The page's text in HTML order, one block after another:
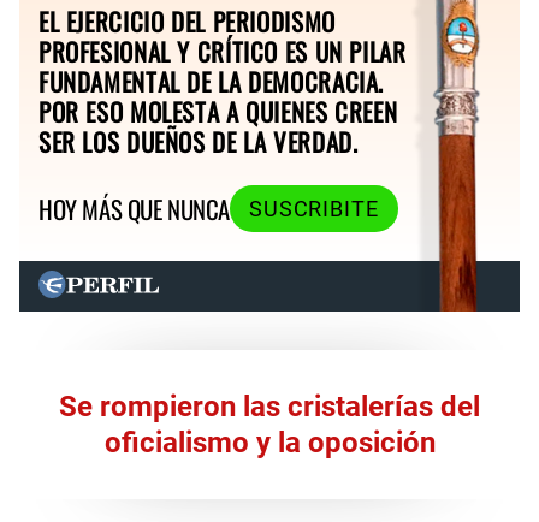
EL EJERCICIO DEL PERIODISMO
PROFESIONAL Y CRÍTICO ES UN PILAR
FUNDAMENTAL DE LA DEMOCRACIA.
POR ESO MOLESTA A QUIENES CREEN
SER LOS DUEÑOS DE LA VERDAD.
HOY MÁS QUE NUNCA
SUSCRIBITE
Se rompieron las cristalerías del
oficialismo y la oposición